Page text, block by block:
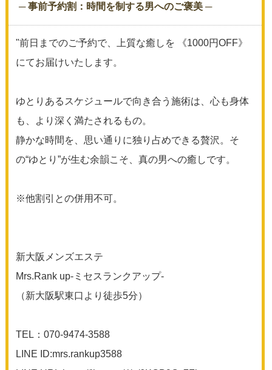
─ 事前予約割：時間を制する男へのご褒美 ─
"前日までのご予約で、上質な癒しを 《1000円OFF》
にてお届けいたします。
ゆとりあるスケジュールで向き合う施術は、心も身体
も、より深く満たされるもの。
静かな時間を、思い通りに独り占めできる贅沢。そ
の“ゆとり”が生む余韻こそ、真の男への癒しです。
※他割引との併用不可。
新大阪メンズエステ
Mrs.Rank up-ミセスランクアップ-
（新大阪駅東口より徒歩5分）
TEL：070-9474-3588
LINE ID:mrs.rankup3588